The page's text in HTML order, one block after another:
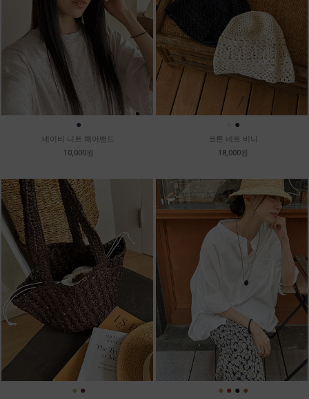
●
네이비 니트 헤어밴드
10,000원
●
코튼 네트 비니
18,000원
● ● ● ● ● ●